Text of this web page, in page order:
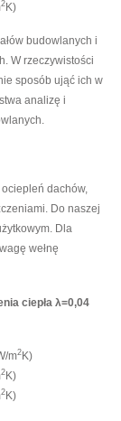
2K)
budowlanych i
W rzeczywistości
sposób ująć ich w
analizę i
dachów,
Do naszej
Dla
wełnę
ciepła λ=0,04
m2K)
2K)
2K)